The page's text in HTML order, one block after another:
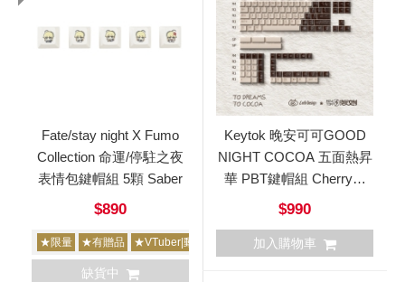
Fate/stay night X Fumo
Collection 命運/停駐之夜
表情包鍵帽組 5顆 Saber
$890
★限量 ★有贈品 ★VTuber|動漫|繪師創作
缺貨中
Keytok 晚安可可GOOD
NIGHT COCOA 五面熱昇
華 PBT鍵帽組 Cherry高
(原廠高) 131鍵
$990
加入購物車